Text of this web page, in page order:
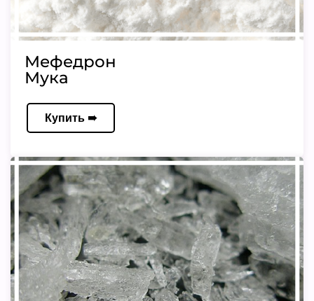
Мефедрон
Мука
Купить ➠